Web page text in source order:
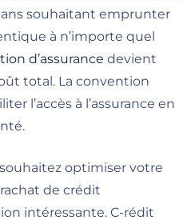
souhaitant emprunter
à n’importe quel
d’assurance devient
total. La convention
l’accès à l’assurance en
optimiser votre
de crédit
intéressante. C-rédit